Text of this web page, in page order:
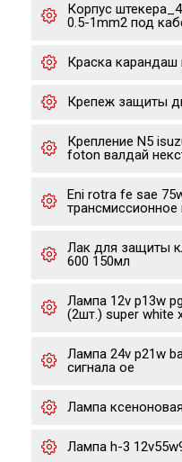
Корпус
0.5-1mm2 под
Краска карандаш
Крепеж защиты
Крепление N5
foton валдай
Eni rotra fe sae
Лак для защиты
600 150мл
Лампа 12v p13w
(2шт.) super white
Лампа 24v p21w
сигнала oe
Лампа
Лампа h-3